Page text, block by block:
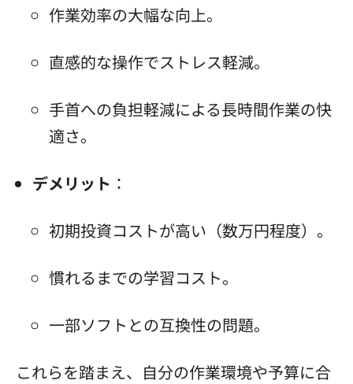
作業効率の大幅な向上。
直感的な操作でストレス軽減。
手首への負担軽減による長時間作業の快
適さ。
デメリット ：
初期投資コストが高い（数万円程度）。
慣れるまでの学習コスト。
一部ソフトとの互換性の問題。
これらを踏まえ、自分の作業環境や予算に合